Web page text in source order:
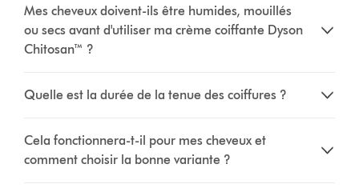
Mes cheveux doivent-ils être humides, mouillés
ou secs avant d'utiliser ma crème coiffante Dyson
Chitosan™ ?
Quelle est la durée de la tenue des coiffures ?
Cela fonctionnera-t-il pour mes cheveux et
comment choisir la bonne variante ?